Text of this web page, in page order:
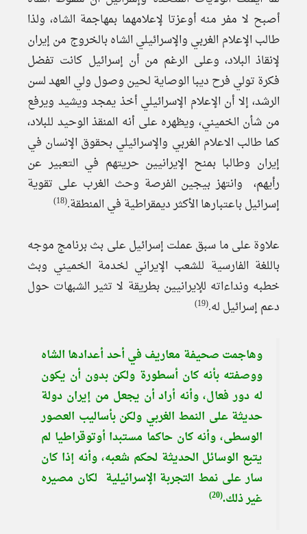
أصبح لا مفر منه أوعزتا لإعلامهما بمهاجمة الشاه، ولذا
طالب الإعلام الغربي والإسرائيلي الشاه بالخروج من إيران
لإنقاذ البلاد، وعلى الرغم من أن إسرائيل كانت تفضل
فكرة تولي فرح ديبا الوصاية لحين وصول ولي العهد لسن
الرشد، إلا أن الإعلام الإسرائيلي أخذ يمجد ويشيد ويرفع
من شأن الخميني، ويظهره على أنه المنقذ الوحيد للبلاد،
كما طالب الاعلام الغربي والإسرائيلي بحقوق الإنسان في
إيران وطالبا بمنح الإيرانيين حريتهم في التعبير عن
رأيهم، وانتهز بيجين الفرصة وحث الغرب على تقوية
إسرائيل باعتبارها الأكثر ديمقراطية في المنطقة.(18)
علاوة على ما سبق عملت إسرائيل على بث برنامج موجه
باللغة الفارسية للشعب الإيراني لخدمة الخميني وبث
خطبه ونداءاته للإيرانيين بطريقة لا تثير الشبهات حول
دعم إسرائيل له.(19)
وهاجمت صحيفة معاريف في أحد أعدادها الشاه
ووصفته بأنه كان أسطورة ولكن بدون أن يكون
له دور فعال، وأنه أراد أن يجعل من إيران دولة
حديثة على النمط الغربي ولكن بأساليب العصور
الوسطى، وأنه كان حاكما مستبدا أوتوقراطيا لم
يتبع الوسائل الحديثة لحكم شعبه، وأنه إذا كان
سار على نمط التجربة الإسرائيلية لكان مصيره
غير ذلك.(20)